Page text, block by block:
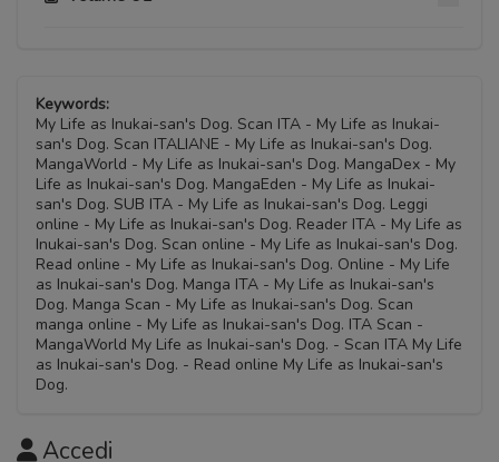
15 Marzo 2023
Capitolo 15
12 Marzo 2023
Capitolo 14
08 Marzo 2023
Capitolo 13
08 Marzo 2023
Capitolo 09
24 Febbraio 2023
Capitolo 08
25 Febbraio 2023
Capitolo 07
13 Febbraio 2023
Keywords:
My Life as Inukai-san's Dog. Scan ITA - My Life as Inukai-
san's Dog. Scan ITALIANE - My Life as Inukai-san's Dog.
MangaWorld - My Life as Inukai-san's Dog. MangaDex - My
Life as Inukai-san's Dog. MangaEden - My Life as Inukai-
san's Dog. SUB ITA - My Life as Inukai-san's Dog. Leggi
online - My Life as Inukai-san's Dog. Reader ITA - My Life as
Inukai-san's Dog. Scan online - My Life as Inukai-san's Dog.
Read online - My Life as Inukai-san's Dog. Online - My Life
as Inukai-san's Dog. Manga ITA - My Life as Inukai-san's
Dog. Manga Scan - My Life as Inukai-san's Dog. Scan
manga online - My Life as Inukai-san's Dog. ITA Scan -
MangaWorld My Life as Inukai-san's Dog. - Scan ITA My Life
as Inukai-san's Dog. - Read online My Life as Inukai-san's
Dog.
Accedi